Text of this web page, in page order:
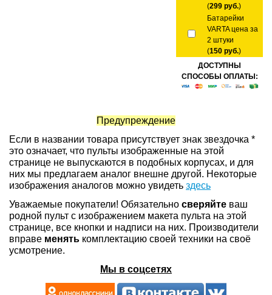
(299 руб.)
Батарейки
VARTA цена за
2 штуки
(150 руб.)
ДОСТУПНЫ
СПОСОБЫ ОПЛАТЫ:
Предупреждение
Если в названии товара присутствует знак звездочка *
это означает, что пульты изображенные на этой
странице не выпускаются в подобных корпусах, и для
них мы предлагаем аналог внешне другой. Некоторые
изображения аналогов можно увидеть здесь
Уважаемые покупатели! Обязательно сверяйте ваш
родной пульт с изображением макета пульта на этой
странице, все кнопки и надписи на них. Производители
вправе менять комплектацию своей техники на своё
усмотрение.
Мы в соцсетях